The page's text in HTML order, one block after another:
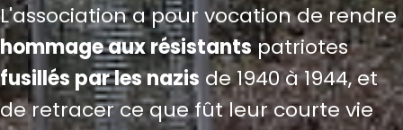
L'association a pour vocation de rendre
hommage aux résistantspatriotes
fusillés par les nazis de 1940 à 1944, et
de retracer ce que fût leur courte vie